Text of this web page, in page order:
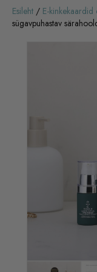
Esileht / E-kinkekaardid
sügavpuhastav